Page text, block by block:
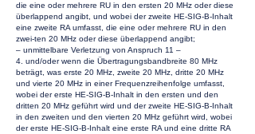
die eine oder mehrere RU in den ersten 20 MHz oder diese
überlappend angibt, und wobei der zweite HE-SIG-B-Inhalt
eine zweite RA umfasst, die eine oder mehrere RU in den
zwei-ten 20 MHz oder diese überlappend angibt;
– unmittelbare Verletzung von Anspruch 11 –
4. und/oder wenn die Übertragungsbandbreite 80 MHz
beträgt, was erste 20 MHz, zweite 20 MHz, dritte 20 MHz
und vierte 20 MHz in einer Frequenzreihenfolge umfasst,
wobei der erste HE-SIG-B-Inhalt in den ersten und den
dritten 20 MHz geführt wird und der zweite HE-SIG-B-Inhalt
in den zweiten und den vierten 20 MHz geführt wird, wobei
der erste HE-SIG-B-Inhalt eine erste RA und eine dritte RA